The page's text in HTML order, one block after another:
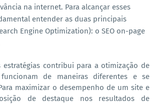
na internet. Para alcançar esses
entender as duas principais
Engine Optimization): o SEO on-page
estratégias contribui para a otimização de
de maneiras diferentes e se
maximizar o desempenho de um site e
de destaque nos resultados de